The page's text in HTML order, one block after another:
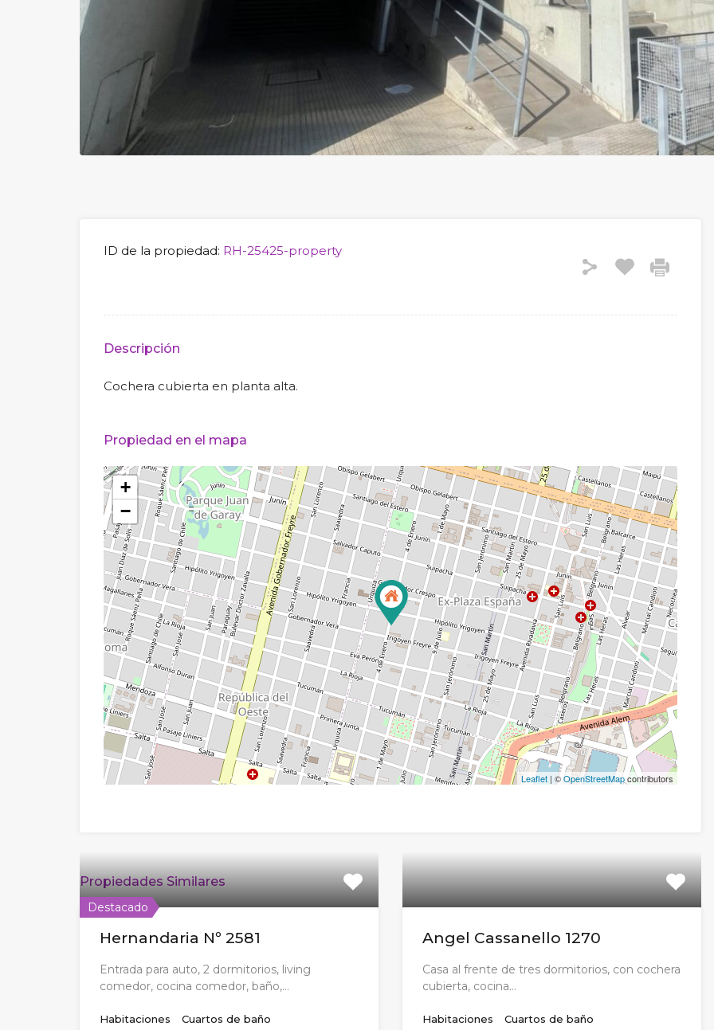
ID de la propiedad: RH-25425-property
Descripción
Cochera cubierta en planta alta.
Propiedad en el mapa
+
−
Leaflet| ©OpenStreetMapcontributors
Propiedades Similares
Destacado
Hernandaria Nº 2581
Entrada para auto, 2 dormitorios, living
comedor, cocina comedor, baño,…
Habitaciones
Cuartos de baño
Angel Cassanello 1270
Casa al frente de tres dormitorios, con cochera
cubierta, cocina…
Habitaciones
Cuartos de baño